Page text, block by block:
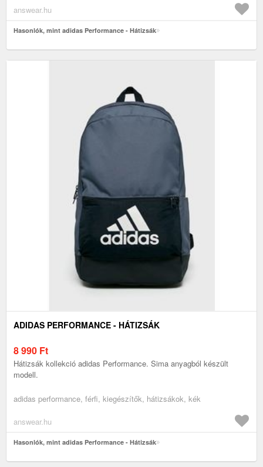
answear.hu
Hasonlók, mint adidas Performance - Hátizsák
ADIDAS PERFORMANCE - HÁTIZSÁK
8 990 Ft
Hátizsák kollekció adidas Performance. Sima anyagból készült
modell.
adidas performance, férfi, kiegészítők, hátizsákok, kék
answear.hu
Hasonlók, mint adidas Performance - Hátizsák